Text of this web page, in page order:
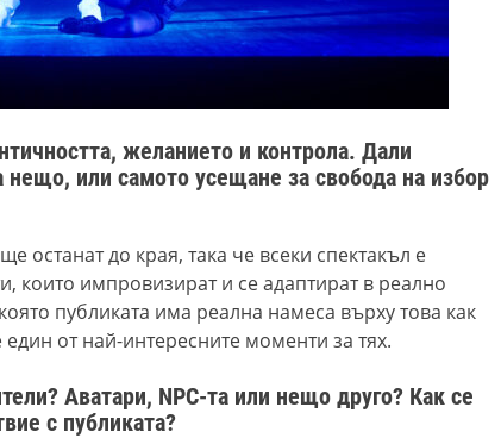
желанието и контрола. Дали
нещо, или самото усещане за свобода на избор
останат до края, така че всеки спектакъл е
които импровизират и се адаптират в реално
публиката има реална намеса върху това как
от най-интересните моменти за тях.
Аватари, NPC-та или нещо друго? Как се
с публиката?